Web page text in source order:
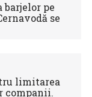
barjelor pe
se
limitarea
companii.